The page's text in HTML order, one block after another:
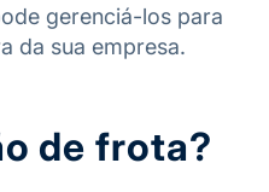
gerenciá-los para
da sua empresa.
de frota?